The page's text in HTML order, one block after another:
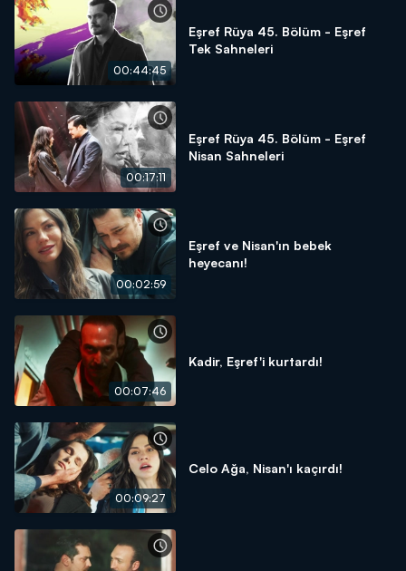
00:44:45
Eşref Rüya 45. Bölüm - Eşref
Tek Sahneleri
00:17:11
Eşref Rüya 45. Bölüm - Eşref
Nisan Sahneleri
00:02:59
Eşref ve Nisan'ın bebek
heyecanı!
00:07:46
Kadir, Eşref'i kurtardı!
00:09:27
Celo Ağa, Nisan'ı kaçırdı!